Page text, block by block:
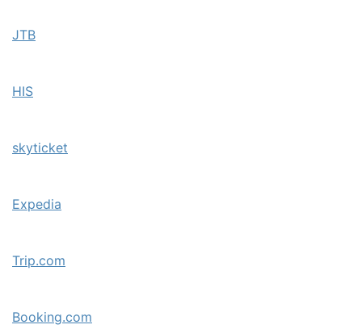
JTB
HIS
skyticket
Expedia
Trip.com
Booking.com